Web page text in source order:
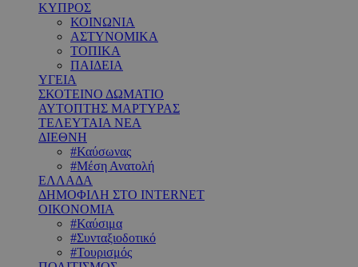
ΚΥΠΡΟΣ
ΚΟΙΝΩΝΙΑ
ΑΣΤΥΝΟΜΙΚΑ
ΤΟΠΙΚΑ
ΠΑΙΔΕΙΑ
ΥΓΕΙΑ
ΣΚΟΤΕΙΝΟ ΔΩΜΑΤΙΟ
ΑΥΤΟΠΤΗΣ ΜΑΡΤΥΡΑΣ
ΤΕΛΕΥΤΑΙΑ ΝΕΑ
ΔΙΕΘΝΗ
#Καύσωνας
#Μέση Ανατολή
ΕΛΛΑΔΑ
ΔΗΜΟΦΙΛΗ ΣΤΟ INTERNET
ΟΙΚΟΝΟΜΙΑ
#Καύσιμα
#Συνταξιοδοτικό
#Τουρισμός